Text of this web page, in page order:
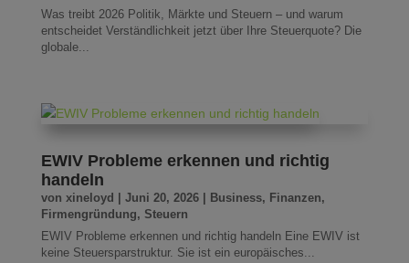
Was treibt 2026 Politik, Märkte und Steuern – und warum
entscheidet Verständlichkeit jetzt über Ihre Steuerquote? Die
globale...
EWIV Probleme erkennen und richtig
handeln
von xineloyd Juni 20, 2026| Business, Finanzen,
Firmengründung, Steuern
EWIV Probleme erkennen und richtig handeln Eine EWIV ist
keine Steuersparstruktur. Sie ist ein europäisches...